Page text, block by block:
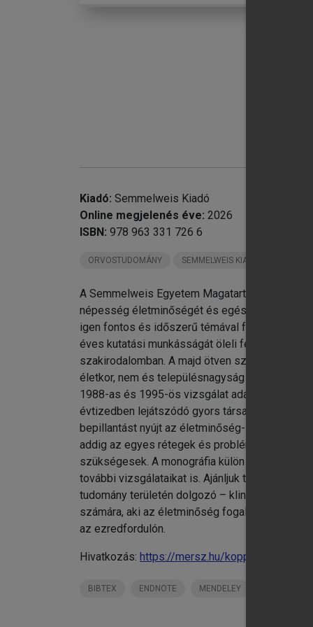
Kiadó: Semmelweis Kiadó
Online megjelenés éve: 2026
ISBN: 978 963 331 726 6
ORVOSTUDOMÁNY SEMMELWEIS KIADÓ KÖNYVEI
A Semmelweis Egyetem
népesség életminőségét és egészségét
igen fontos és időszerű témával foglalkozik,
éves kutatási munkásságát öleli fel,
szakirodalomban. A majd ötven szerzős
életkor, nem és településnagyság szerint
1988-as és 1995-ös vizsgálat adataival is
évtizedben lejátszódó gyors társadalmi
bepillantást nyújt az életminőség- és
addig az egyes rétegek és problémakörökre
szükségesek. A monográfia külön erőssége,
további vizsgálataikat is. Ajánljuk tehát a
tudomány területén dolgozó – klinikai, kutató
számára, aki az életminőség fogalmát,
az ezredfordulón.
Hivatkozás: https://mersz.hu/kopp-kovacs-a-
BIBTEX ENDNOTE MENDELEY